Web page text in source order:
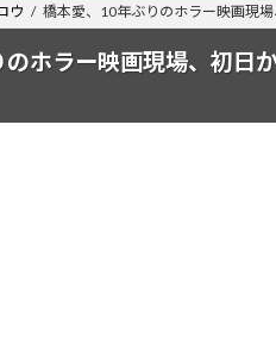
ウ 橋本愛、10年ぶりのホラー映画現
ホラー映画現場、初日